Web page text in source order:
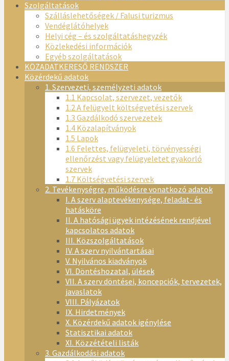
Szolgáltatások
Szálláslehetőségek / Falusi turizmus
Vendéglátóhelyek
Helyi cég – és szolgáltatáshegyzék
Közlekedési információk
Egyéb szolgáltatások
KÖZADATKERESŐ RENDSZER
Közérdekű adatok
1. Szervezeti, személyzeti adatok
1.1 Kapcsolat, szervezet, vezetők
1.2 A felügyelt költségvetési szervek
1.3 Gazdálkodó szervezetek
1.4 Közalapítványok
1.5 Lapok
1.6 Felettes, felügyeleti, törvényességi
ellenőrzést vagy felügyeletet gyakorló
szervek
1.7 Költségvetési szervek
2. Tevékenységre, működésre vonatkozó adatok
I. A szerv alaptevékenysége, feladat- és
hatásköre
II. A hatósági ügyek intézésének rendjével
kapcsolatos adatok
III. Közszolgáltatások
IV. A szerv nyilvántartásai
V. Nyilvános kiadványok
VI. Döntéshozatal, ülések
VII. A szerv döntései, koncepciók, tervezetek,
javaslatok
VIII. Pályázatok
IX. Hirdetmények
X. Közérdekű adatok igénylése
Statisztikai adatok
XI. Közzétételi listák
3. Gazdálkodási adatok